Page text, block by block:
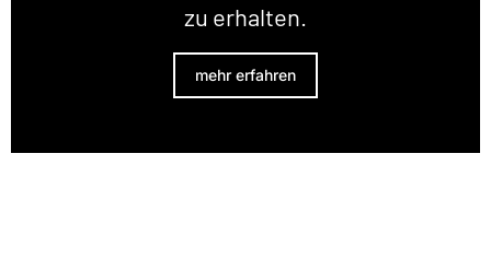
zu erhalten.
mehr erfahren